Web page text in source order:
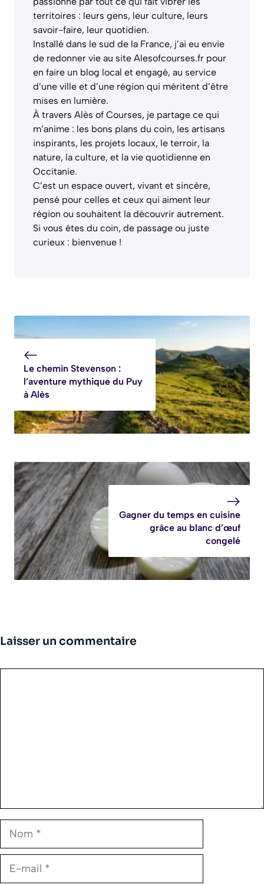
territoires : leurs gens, leur culture, leurs
savoir-faire, leur quotidien.
Installé dans le sud de la France, j’ai eu envie
de redonner vie au site Alesofcourses.fr pour
en faire un blog local et engagé, au service
d’une ville et d’une région qui méritent d’être
mises en lumière.
À travers Alès of Courses, je partage ce qui
m’anime : les bons plans du coin, les artisans
inspirants, les projets locaux, le terroir, la
nature, la culture, et la vie quotidienne en
Occitanie.
C’est un espace ouvert, vivant et sincère,
pensé pour celles et ceux qui aiment leur
région ou souhaitent la découvrir autrement.
Si vous êtes du coin, de passage ou juste
curieux : bienvenue !
Le chemin Stevenson :
l’aventure mythique du Puy
à Alès
Gagner du temps en cuisine
grâce au blanc d’œuf
congelé
Laisser un commentaire
Nom
E-